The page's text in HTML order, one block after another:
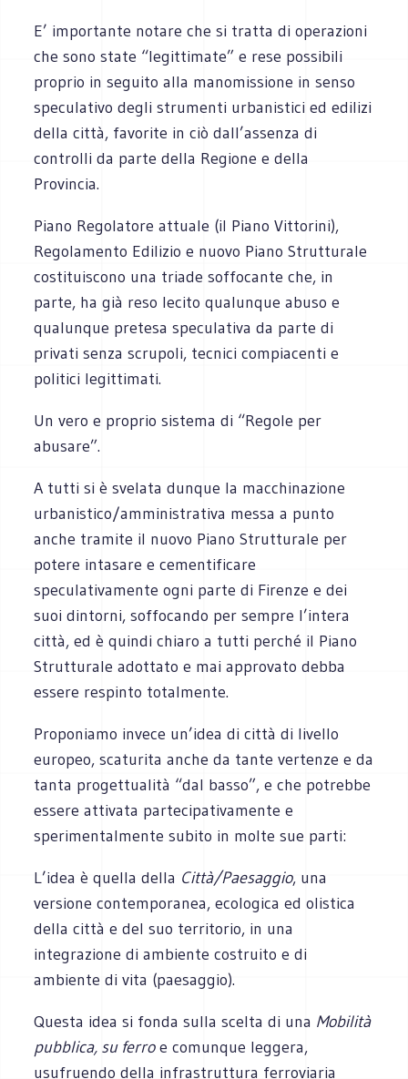
E’ importante notare che si tratta di operazioni
che sono state “legittimate” e rese possibili
proprio in seguito alla manomissione in senso
speculativo degli strumenti urbanistici ed edilizi
della città, favorite in ciò dall’assenza di
controlli da parte della Regione e della
Provincia.
Piano Regolatore attuale (il Piano Vittorini),
Regolamento Edilizio e nuovo Piano Strutturale
costituiscono una triade soffocante che, in
parte, ha già reso lecito qualunque abuso e
qualunque pretesa speculativa da parte di
privati senza scrupoli, tecnici compiacenti e
politici legittimati.
Un vero e proprio sistema di “Regole per
abusare”.
A tutti si è svelata dunque la macchinazione
urbanistico/amministrativa messa a punto
anche tramite il nuovo Piano Strutturale per
potere intasare e cementificare
speculativamente ogni parte di Firenze e dei
suoi dintorni, soffocando per sempre l’intera
città, ed è quindi chiaro a tutti perché il Piano
Strutturale adottato e mai approvato debba
essere respinto totalmente.
Proponiamo invece un’idea di città di livello
europeo, scaturita anche da tante vertenze e da
tanta progettualità “dal basso”, e che potrebbe
essere attivata partecipativamente e
sperimentalmente subito in molte sue parti:
L’idea è quella della Città/Paesaggio, una
versione contemporanea, ecologica ed olistica
della città e del suo territorio, in una
integrazione di ambiente costruito e di
ambiente di vita (paesaggio).
Questa idea si fonda sulla scelta di una Mobilità
pubblica, su ferroe comunque leggera,
usufruendo della infrastruttura ferroviaria